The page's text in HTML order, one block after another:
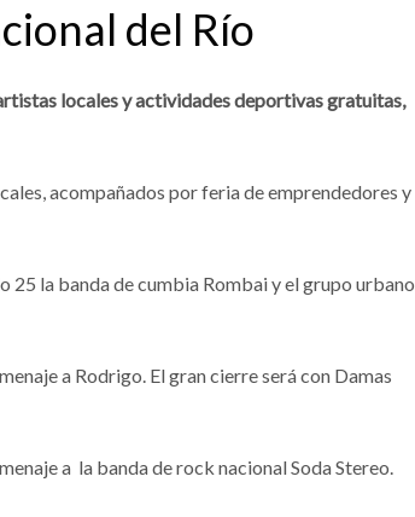
del Río
locales y actividades deportivas gratuitas,
acompañados por feria de emprendedores y
25 la banda de cumbia Rombai y el grupo urbano
a Rodrigo. El gran cierre será con Damas
a la banda de rock nacional Soda Stereo.